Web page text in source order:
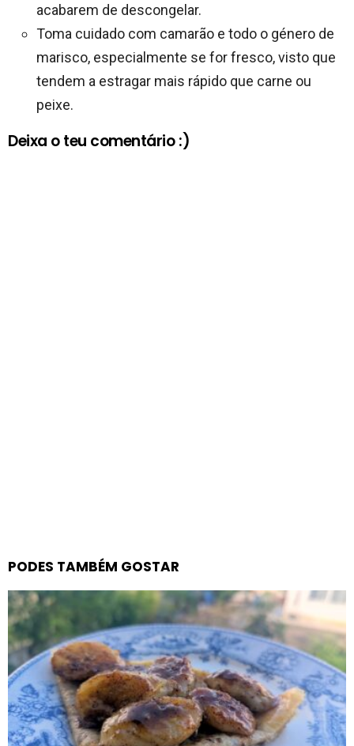
acabarem de descongelar.
Toma cuidado com camarão e todo o género de
marisco, especialmente se for fresco, visto que
tendem a estragar mais rápido que carne ou
peixe.
Deixa o teu comentário :)
PODES TAMBÉM GOSTAR